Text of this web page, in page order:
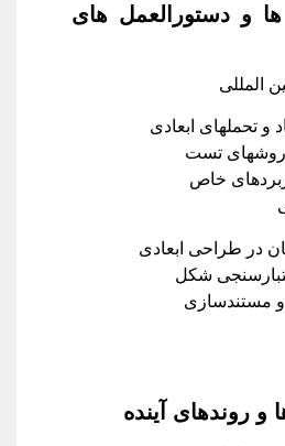
ها و دستورالعمل های
در طراحی ابعادی
شکل
و مستندسازی
و روندهای آینده